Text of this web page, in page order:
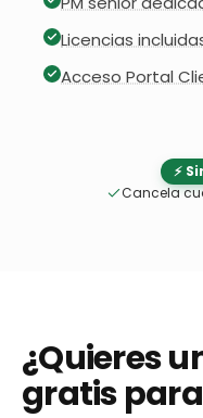
Licencias
Acceso Portal
⚡
Cancela
¿Quieres
gratis